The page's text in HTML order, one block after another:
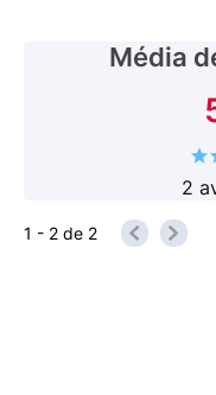
Média
2
1 - 2 de 2